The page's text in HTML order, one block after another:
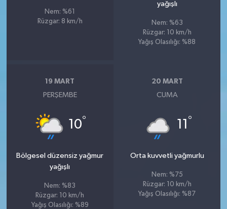
Nem: %61
Rüzgar: 8 km/h
yağışlı
Nem: %63
Rüzgar: 10 km/h
Yağış Olasılığı: %88
19 MART
PERŞEMBE
10°
Bölgesel düzensiz yağmur
yağışlı
Nem: %83
Rüzgar: 10 km/h
Yağış Olasılığı: %89
20 MART
CUMA
11 °
Orta kuvvetli yağmurlu
Nem: %75
Rüzgar: 10 km/h
Yağış Olasılığı: %87